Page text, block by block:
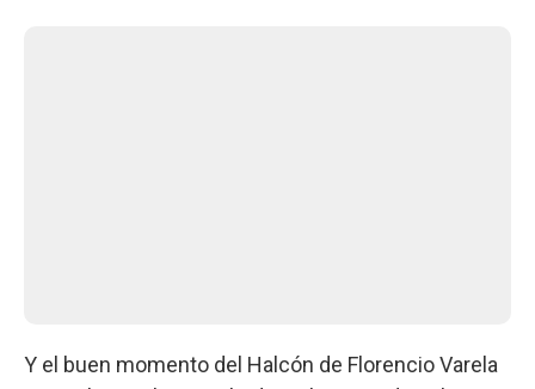
Y el buen momento del Halcón de Florencio Varela